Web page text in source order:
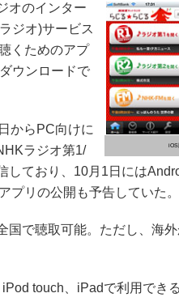
iOS
オのインター
ジオ)サービス
くためのアプ
ウンロードで
からPC向けに
ラジオ第1/
しており、10月1日には
プリの公開も予告していた。
で聴取可能。ただし、海
touch、iPadで利用できる